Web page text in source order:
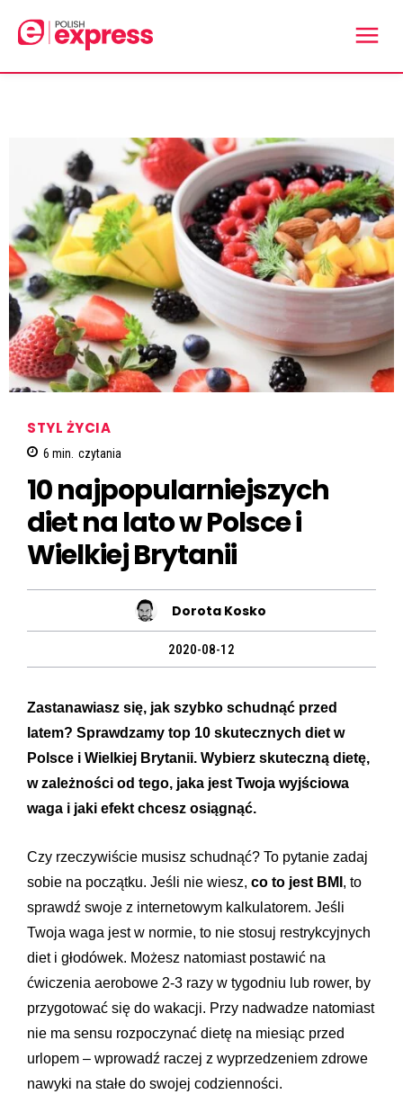
STYL ŻYCIA
6 min. czytania
10 najpopularniejszych
diet na lato w Polsce i
Wielkiej Brytanii
Dorota Kosko
2020-08-12
Zastanawiasz się, jak szybko schudnąć przed
latem? Sprawdzamy top 10 skutecznych diet w
Polsce i Wielkiej Brytanii. Wybierz skuteczną dietę,
w zależności od tego, jaka jest Twoja wyjściowa
waga i jaki efekt chcesz osiągnąć.
Czy rzeczywiście musisz schudnąć? To pytanie zadaj
sobie na początku. Jeśli nie wiesz, co to jest BMI , to
sprawdź swoje z internetowym kalkulatorem. Jeśli
Twoja waga jest w normie, to nie stosuj restrykcyjnych
diet i głodówek. Możesz natomiast postawić na
ćwiczenia aerobowe 2-3 razy w tygodniu lub rower, by
przygotować się do wakacji. Przy nadwadze natomiast
nie ma sensu rozpoczynać dietę na miesiąc przed
urlopem – wprowadź raczej z wyprzedzeniem zdrowe
nawyki na stałe do swojej codzienności.